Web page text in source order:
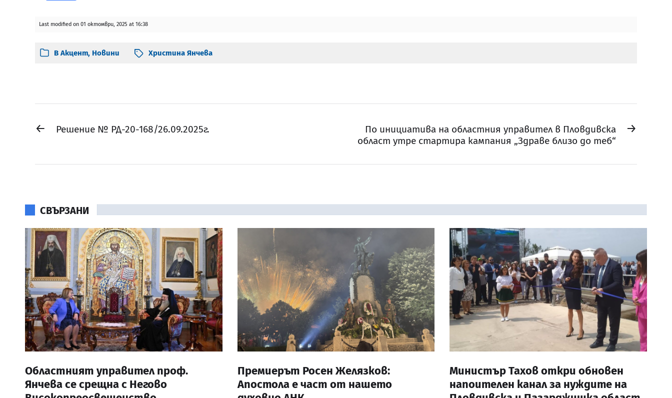
Last modified on 01 октомври, 2025 at 16:38
В Акцент, Новини Христина Янчева
← Решение № РД-20-168/26.09.2025г. →
По инициатива на областния управител в Пловдивска
област утре стартира кампания „Здраве близо до теб“
СВЪРЗАНИ
Областният управител проф.
Янчева се срещна с Негово
Премиерът Росен Желязков:
Апостола е част от нашето
Министър Тахов откри обновен
напоителен канал за нуждите на